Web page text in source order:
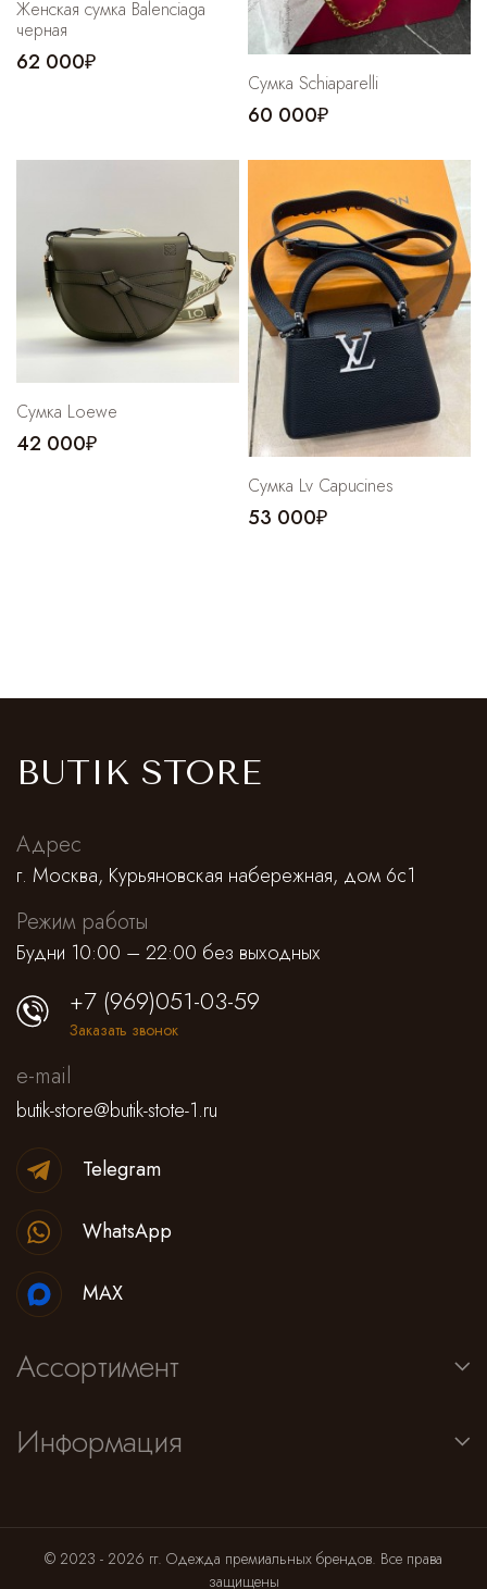
Женская сумка Balenciaga
черная
62 000₽
Сумка Schiaparelli
60 000₽
Сумка Loewe
42 000₽
Сумка Lv Capucines
53 000₽
BUTIK STORE
Адрес
г. Москва, Курьяновская набережная, дом 6с1
Режим работы
Будни 10:00 – 22:00 без выходных
Ассортимент
Информация
+7 (969)051-03-59
Заказать звонок
e-mail
butik-store@butik-stote-1.ru
Telegram
WhatsApp
MAX
© 2023 - 2026 гг. Одежда премиальных брендов. Все права
защищены